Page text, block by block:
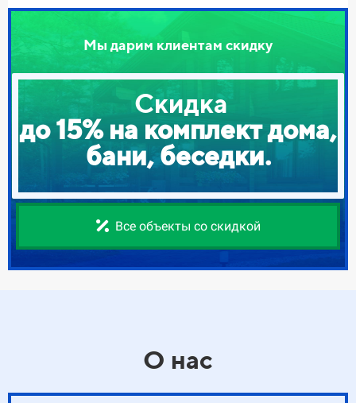
Мы дарим клиентам скидку
Скидка
до 15% на комплект дома,
бани, беседки.
Все объекты со скидкой
О нас